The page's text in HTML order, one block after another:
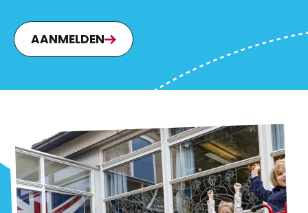
AANMELDEN